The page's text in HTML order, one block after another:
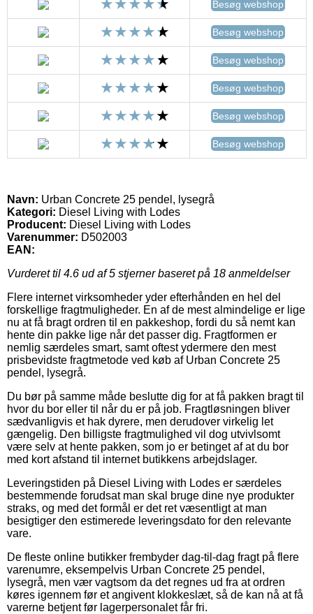
Besøg webshop
Besøg webshop
Besøg webshop
Besøg webshop
Besøg webshop
Besøg webshop
Navn: Urban Concrete 25 pendel, lysegrå
Kategori: Diesel Living with Lodes
Producent: Diesel Living with Lodes
Varenummer: D502003
EAN:
Vurderet til 4.6 ud af 5 stjerner baseret på 18 anmeldelser
Flere internet virksomheder yder efterhånden en hel del
forskellige fragtmuligheder. En af de mest almindelige er lige
nu at få bragt ordren til en pakkeshop, fordi du så nemt kan
hente din pakke lige når det passer dig. Fragtformen er
nemlig særdeles smart, samt oftest ydermere den mest
prisbevidste fragtmetode ved køb af Urban Concrete 25
pendel, lysegrå.
Du bør på samme måde beslutte dig for at få pakken bragt til
hvor du bor eller til når du er på job. Fragtløsningen bliver
sædvanligvis et hak dyrere, men derudover virkelig let
gængelig. Den billigste fragtmulighed vil dog utvivlsomt
være selv at hente pakken, som jo er betinget af at du bor
med kort afstand til internet butikkens arbejdslager.
Leveringstiden på Diesel Living with Lodes er særdeles
bestemmende forudsat man skal bruge dine nye produkter
straks, og med det formål er det ret væsentligt at man
besigtiger den estimerede leveringsdato for den relevante
vare.
De fleste online butikker frembyder dag-til-dag fragt på flere
varenumre, eksempelvis Urban Concrete 25 pendel,
lysegrå, men vær vagtsom da det regnes ud fra at ordren
køres igennem før et angivent klokkeslæt, så de kan nå at få
varerne betjent før lagerpersonalet får fri.